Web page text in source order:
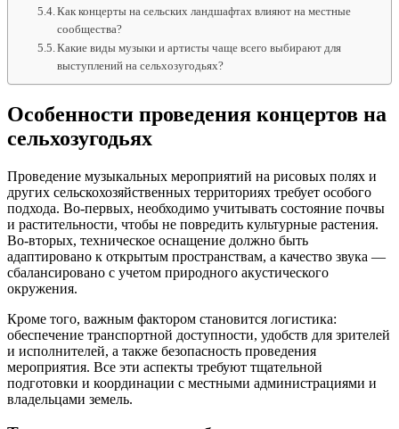
Как концерты на сельских ландшафтах влияют на местные
сообщества?
Какие виды музыки и артисты чаще всего выбирают для
выступлений на сельхозугодьях?
Особенности проведения концертов на
сельхозугодьях
Проведение музыкальных мероприятий на рисовых полях и
других сельскохозяйственных территориях требует особого
подхода. Во-первых, необходимо учитывать состояние почвы
и растительности, чтобы не повредить культурные растения.
Во-вторых, техническое оснащение должно быть
адаптировано к открытым пространствам, а качество звука —
сбалансировано с учетом природного акустического
окружения.
Кроме того, важным фактором становится логистика:
обеспечение транспортной доступности, удобств для зрителей
и исполнителей, а также безопасность проведения
мероприятия. Все эти аспекты требуют тщательной
подготовки и координации с местными администрациями и
владельцами земель.